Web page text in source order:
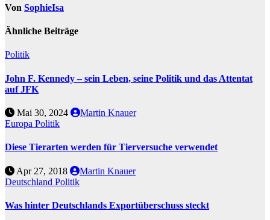
Von SophieIsa
Ähnliche Beiträge
Politik
John F. Kennedy – sein Leben, seine Politik und das Attentat
auf JFK
Mai 30, 2024
Martin Knauer
Europa Politik
Diese Tierarten werden für Tierversuche verwendet
Apr 27, 2018
Martin Knauer
Deutschland Politik
Was hinter Deutschlands Exportüberschuss steckt